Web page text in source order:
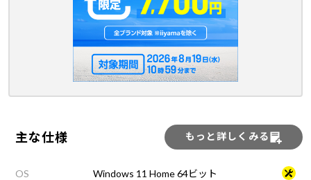
主な仕様 もっと詳しくみる
OS Windows 11 Home 64ビット